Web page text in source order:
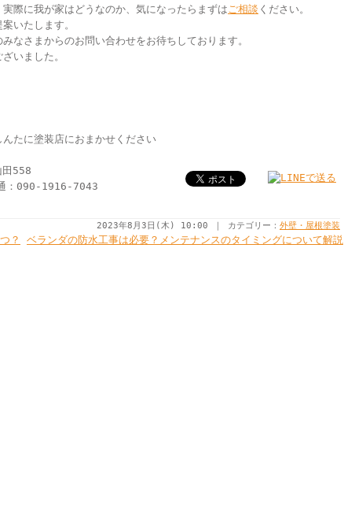
際に我が家はどうなのか、気になったらまずはご相談 ください。
いたします。
なさまからのお問い合わせをお待ちしております。
いました。
たに塗装店におまかせください
558
：090-1916-7043
2023年8月3日(木) 10:00 ｜ カテゴリー： 外壁・屋根塗装
？ ベランダの防水工事は必要？メンテナンスのタイミングについて解説